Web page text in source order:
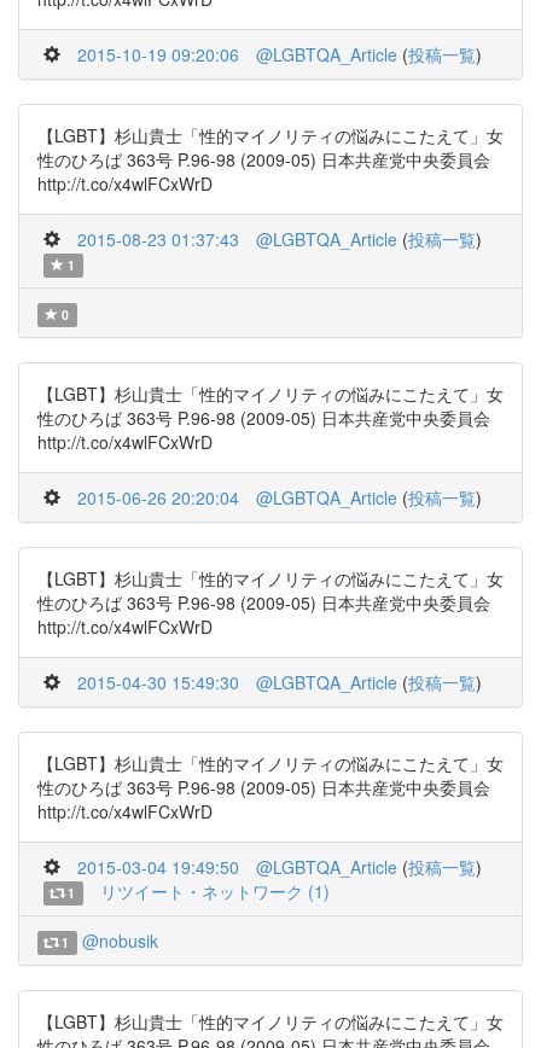
2015-10-19 09:20:06 @LGBTQA_Article (投稿一覧)
【LGBT】杉山貴士「性的マイノリティの悩みにこたえて」女
性のひろば 363号 P.96-98 (2009-05) 日本共産党中央委員会
http://t.co/x4wlFCxWrD
2015-08-23 01:37:43 @LGBTQA_Article (投稿一覧)
1
0
【LGBT】杉山貴士「性的マイノリティの悩みにこたえて」女
性のひろば 363号 P.96-98 (2009-05) 日本共産党中央委員会
http://t.co/x4wlFCxWrD
2015-06-26 20:20:04 @LGBTQA_Article (投稿一覧)
【LGBT】杉山貴士「性的マイノリティの悩みにこたえて」女
性のひろば 363号 P.96-98 (2009-05) 日本共産党中央委員会
http://t.co/x4wlFCxWrD
2015-04-30 15:49:30 @LGBTQA_Article (投稿一覧)
【LGBT】杉山貴士「性的マイノリティの悩みにこたえて」女
性のひろば 363号 P.96-98 (2009-05) 日本共産党中央委員会
http://t.co/x4wlFCxWrD
2015-03-04 19:49:50 @LGBTQA_Article (投稿一覧)
1 リツイート・ネットワーク (1)
1 @nobusik
【LGBT】杉山貴士「性的マイノリティの悩みにこたえて」女